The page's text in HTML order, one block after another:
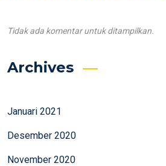
Tidak ada komentar untuk ditampilkan.
Archives
Januari 2021
Desember 2020
November 2020